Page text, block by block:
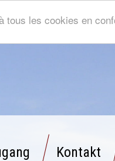
tous les cookies en
Kontakt